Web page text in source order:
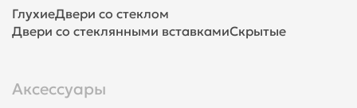
ГлухиеДвери со стеклом
Двери со стеклянными вставкамиСкрытые
Аксессуары